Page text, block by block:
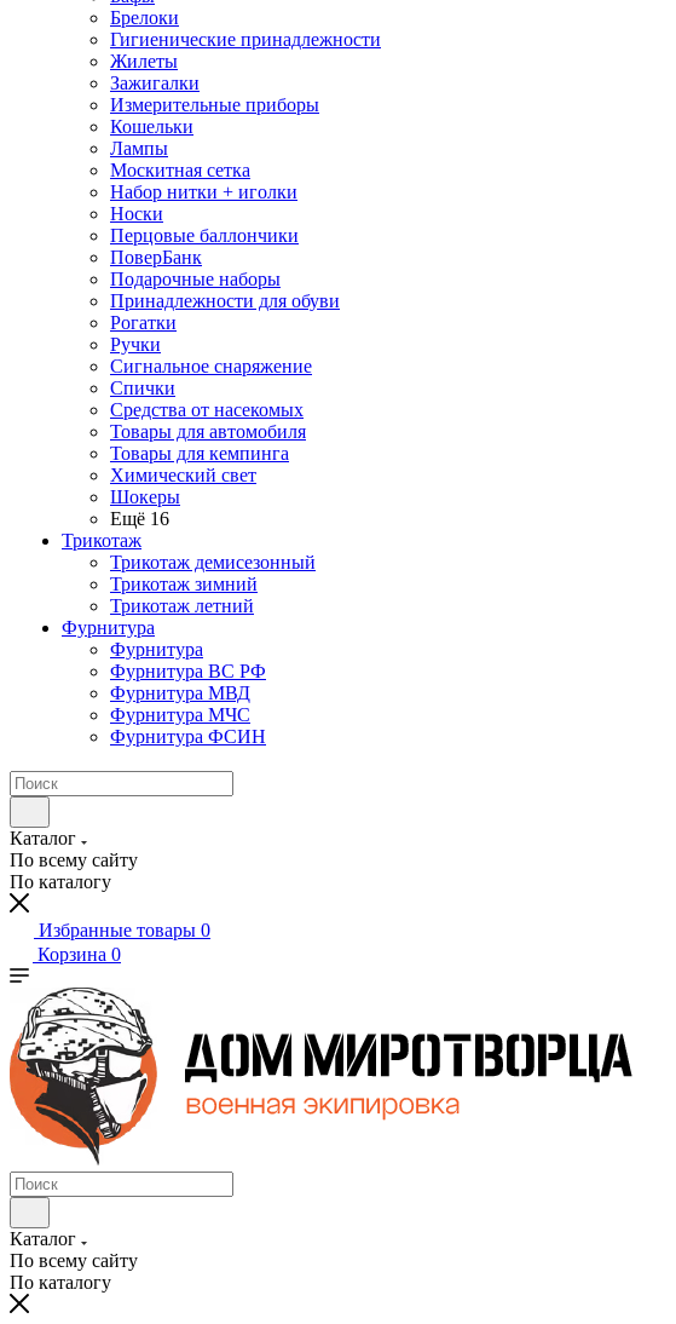
Брелоки
Гигиенические принадлежности
Жилеты
Зажигалки
Измерительные приборы
Кошельки
Лампы
Москитная сетка
Набор нитки + иголки
Носки
Перцовые баллончики
ПоверБанк
Подарочные наборы
Принадлежности для обуви
Рогатки
Ручки
Сигнальное снаряжение
Спички
Средства от насекомых
Товары для автомобиля
Товары для кемпинга
Химический свет
Шокеры
Ещё 16
Трикотаж
Трикотаж демисезонный
Трикотаж зимний
Трикотаж летний
Фурнитура
Фурнитура
Фурнитура ВС РФ
Фурнитура МВД
Фурнитура МЧС
Фурнитура ФСИН
Каталог
По всему сайту
По каталогу
Избранные товары 0
Корзина 0
Каталог
По всему сайту
По каталогу